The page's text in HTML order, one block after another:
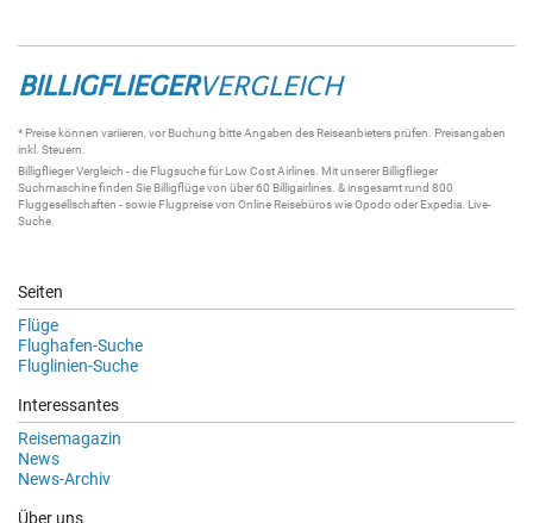
BILLIGFLIEGERVERGLEICH
* Preise können variieren, vor Buchung bitte Angaben des Reiseanbieters prüfen. Preisangaben
inkl. Steuern.
BilligfliegerVergleich - die Flugsuchefür Low Cost Airlines. Mit unsererBilligflieger
Suchmaschinefinden Sie Billigflügevon über 60 Billigairlines . & insgesamt rund 800
Fluggesellschaften - sowie Flugpreise von Online Reisebüros wie Opodo oder Expedia. Live-
Suche
Seiten
Flüge
Flughafen-Suche
Fluglinien-Suche
Interessantes
Reisemagazin
News
News-Archiv
Über uns